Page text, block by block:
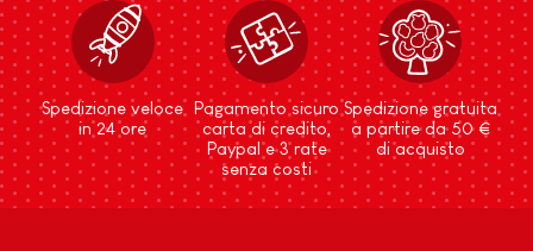
Spedizione veloce
in 24 ore
Pagamento sicuro
carta di credito,
Paypal e 3 rate
senza costi
Spedizione gratuita
a partire da 50 €
di acquisto